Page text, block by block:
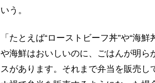
いう。
「たとえば“ローストビーフ丼”や“海
や海鮮はおいしいのに、ごはんが明
スがあります。それまで弁当を販売